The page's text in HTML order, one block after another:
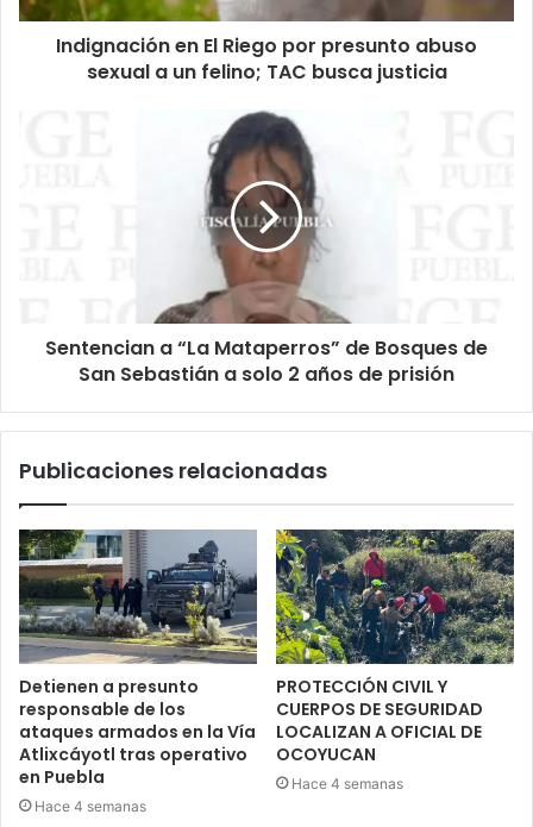
Indignación en El Riego por presunto abuso
sexual a un felino; TAC busca justicia
Sentencian a “La Mataperros” de Bosques de
San Sebastián a solo 2 años de prisión
Publicaciones relacionadas
Detienen a presunto
responsable de los
ataques armados en la Vía
Atlixcáyotl tras operativo
en Puebla
Hace 4 semanas
PROTECCIÓN CIVIL Y
CUERPOS DE SEGURIDAD
LOCALIZAN A OFICIAL DE
OCOYUCAN
Hace 4 semanas